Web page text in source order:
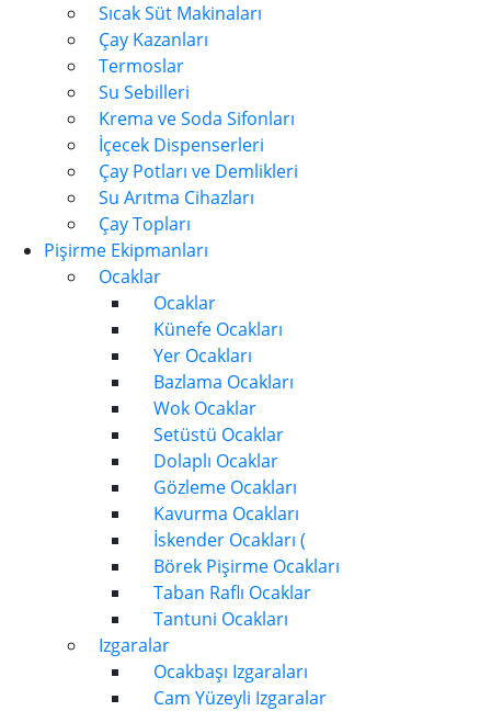
Sıcak Süt Makinaları
Çay Kazanları
Termoslar
Su Sebilleri
Krema ve Soda Sifonları
İçecek Dispenserleri
Çay Potları ve Demlikleri
Su Arıtma Cihazları
Çay Topları
Pişirme Ekipmanları
Ocaklar
Ocaklar
Künefe Ocakları
Yer Ocakları
Bazlama Ocakları
Wok Ocaklar
Setüstü Ocaklar
Dolaplı Ocaklar
Gözleme Ocakları
Kavurma Ocakları
İskender Ocakları (
Börek Pişirme Ocakları
Taban Raflı Ocaklar
Tantuni Ocakları
Izgaralar
Ocakbaşı Izgaraları
Cam Yüzeyli Izgaralar